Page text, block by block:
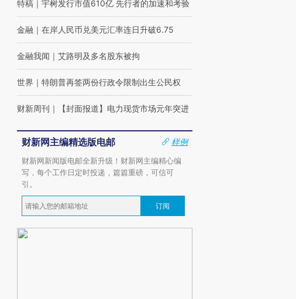
特稿 ｜ 宇树发行市值610亿 先行者的加速和考验
金融 ｜ 在岸人民币兑美元汇率连日升破6.75
金融我闻 ｜ 艾路明及多名股东被拘
世界 ｜ 特朗普再签两份行政令限制出生公民权
财新周刊 ｜ 【封面报道】电力现货市场元年突进
财新网主编精选版电邮
样例
财新网新闻版电邮全新升级！财新网主编精心编
写，每个工作日定时投递，篇篇重磅，可信可
引。
订阅